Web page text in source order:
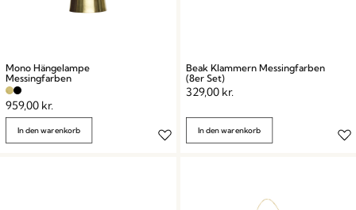
Mono Hängelampe
Messingfarben
959,00 kr.
In den warenkorb
Beak Klammern Messingfarben
(8er Set)
329,00 kr.
In den warenkorb